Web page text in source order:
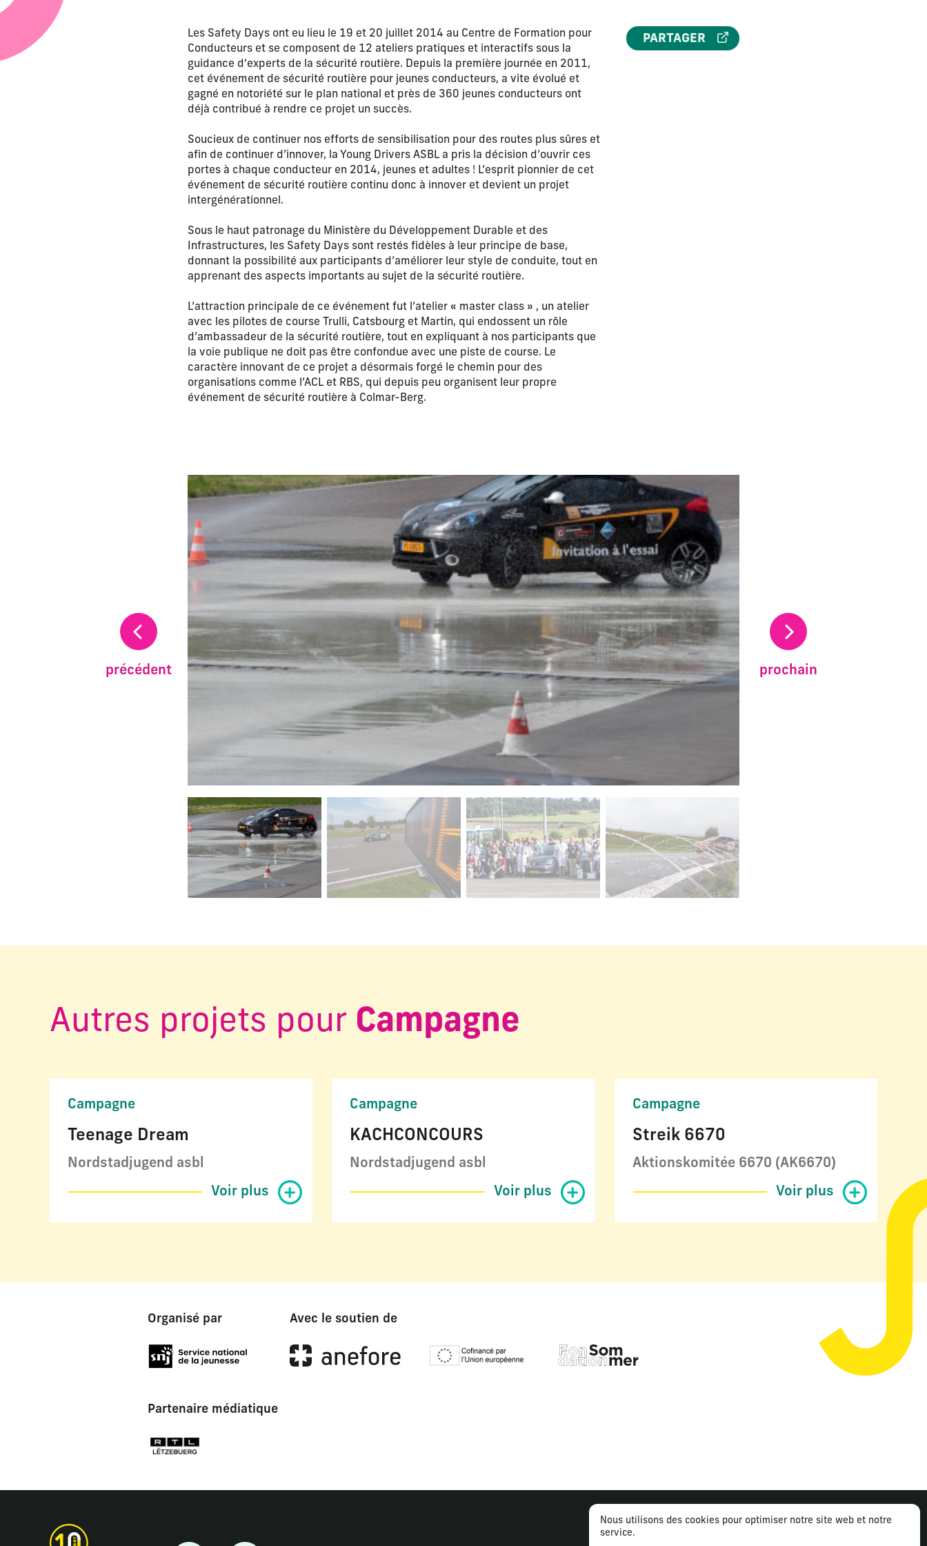
Nous utilisons des cookies pour optimiser notre site web et notre
service.
Les Safety Days ont eu lieu le 19 et 20 juillet 2014 au Centre de Formation pour
Conducteurs et se composent de 12 ateliers pratiques et interactifs sous la
guidance d’experts de la sécurité routière. Depuis la première journée en 2011,
cet événement de sécurité routière pour jeunes conducteurs, a vite évolué et
gagné en notoriété sur le plan national et près de 360 jeunes conducteurs ont
déjà contribué à rendre ce projet un succès.
Soucieux de continuer nos efforts de sensibilisation pour des routes plus sûres et
afin de continuer d’innover, la Young Drivers ASBL a pris la décision d’ouvrir ces
portes à chaque conducteur en 2014, jeunes et adultes ! L’esprit pionnier de cet
événement de sécurité routière continu donc à innover et devient un projet
intergénérationnel.
Sous le haut patronage du Ministère du Développement Durable et des
Infrastructures, les Safety Days sont restés fidèles à leur principe de base,
donnant la possibilité aux participants d’améliorer leur style de conduite, tout en
apprenant des aspects importants au sujet de la sécurité routière.
L’attraction principale de ce événement fut l’atelier « master class » , un atelier
avec les pilotes de course Trulli, Catsbourg et Martin, qui endossent un rôle
d’ambassadeur de la sécurité routière, tout en expliquant à nos participants que
la voie publique ne doit pas être confondue avec une piste de course. Le
caractère innovant de ce projet a désormais forgé le chemin pour des
organisations comme l’ACL et RBS, qui depuis peu organisent leur propre
événement de sécurité routière à Colmar-Berg.
PARTAGER
La modification de la diapositive actuelle de ce carrousel modifiera la diapositive actuelle du carrousel de vignettes qui suit.
précédent prochain
Changer la diapositive actuelle de ce carrousel changera la diapositive actuelle du carrousel d'images principales précédent
Autres projets pour Campagne
Campagne
Teenage Dream
Nordstadjugend asbl
Voir plus
Campagne
KACHCONCOURS
Nordstadjugend asbl
Voir plus
Campagne
Streik 6670
Aktionskomitée 6670 (AK6670)
Voir plus
Organisé par Avec le soutien de
Partenaire médiatique